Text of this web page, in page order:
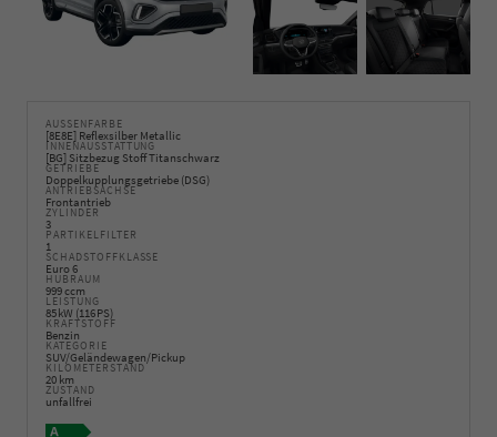
AUSSENFARBE
[8E8E] Reflexsilber Metallic
INNENAUSSTATTUNG
[BG] Sitzbezug Stoff Titanschwarz
GETRIEBE
Doppelkupplungsgetriebe (DSG)
ANTRIEBSACHSE
Frontantrieb
ZYLINDER
3
PARTIKELFILTER
1
SCHADSTOFFKLASSE
Euro 6
HUBRAUM
999 ccm
LEISTUNG
85 kW (116 PS)
KRAFTSTOFF
Benzin
KATEGORIE
SUV/Geländewagen/Pickup
KILOMETERSTAND
20 km
ZUSTAND
unfallfrei